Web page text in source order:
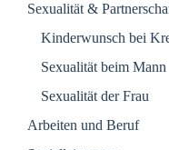
Sexualität &
Kinderwunsch bei
Sexualität beim Mann
Sexualität der Frau
Arbeiten und Beruf